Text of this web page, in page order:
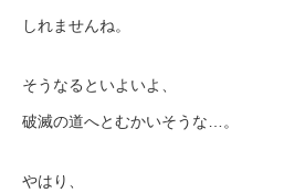
しれませんね。
そうなるといよいよ、
破滅の道へとむかいそうな…。
やはり、